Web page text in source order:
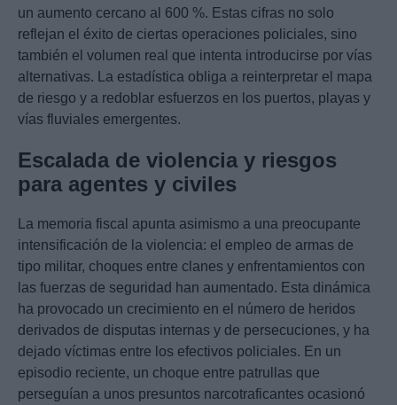
un aumento cercano al 600 %. Estas cifras no solo
reflejan el éxito de ciertas operaciones policiales, sino
también el volumen real que intenta introducirse por vías
alternativas. La estadística obliga a reinterpretar el mapa
de riesgo y a redoblar esfuerzos en los puertos, playas y
vías fluviales emergentes.
Escalada de violencia y riesgos
para agentes y civiles
La memoria fiscal apunta asimismo a una preocupante
intensificación de la violencia: el empleo de armas de
tipo militar, choques entre clanes y enfrentamientos con
las fuerzas de seguridad han aumentado. Esta dinámica
ha provocado un crecimiento en el número de heridos
derivados de disputas internas y de persecuciones, y ha
dejado víctimas entre los efectivos policiales. En un
episodio reciente, un choque entre patrullas que
perseguían a unos presuntos narcotraficantes ocasionó